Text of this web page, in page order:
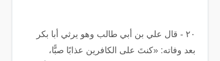
٢٠ - قال علي بن أبي طالب وهو يرثي أبا بكر
بعد وفاته: «كنتَ على الكافرين عذابًا صبًّا،